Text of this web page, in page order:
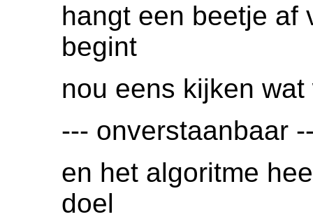
hangt een beetje af
begint
nou eens kijken
--- onverstaanbaar
en het algoritme
doel